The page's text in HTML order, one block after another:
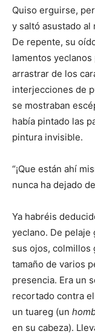
Quiso erguirse,
y saltó asustado al
De repente, su
lamentos
arrastrar de los
interjecciones de
se mostraban
había pintado las
pintura invisible.
“¡Que están ahí
nunca ha dejado
Ya habréis
yeclano. De pelaje
sus ojos, colmillos
tamaño de varios
presencia. Era un
recortado contra
un tuareg (un
en su cabeza).